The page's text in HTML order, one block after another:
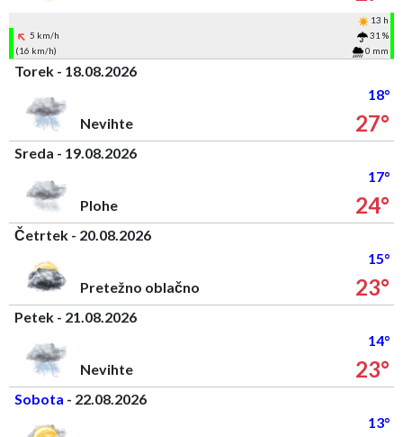
13 h
5 km/h
31 %
(16 km/h)
0 mm
Torek - 18.08.2026
18°
Nevihte
27°
Sreda - 19.08.2026
17°
Plohe
24°
Četrtek - 20.08.2026
15°
Pretežno oblačno
23°
Petek - 21.08.2026
14°
Nevihte
23°
Sobota - 22.08.2026
13°